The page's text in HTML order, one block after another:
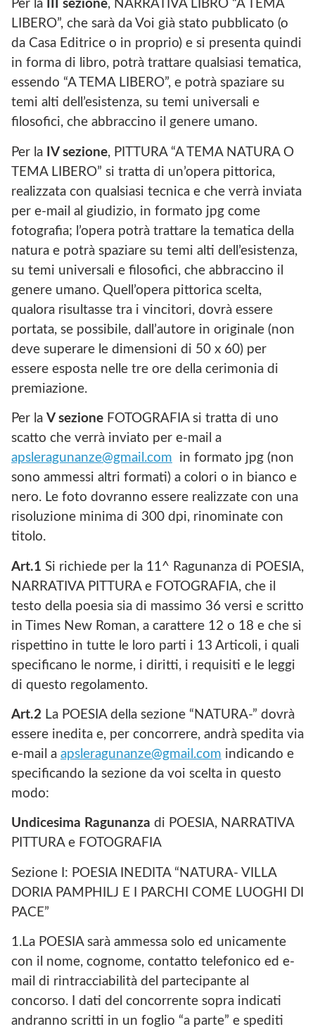
Per la III sezione, NARRATIVA LIBRO “A TEMA
LIBERO”, che sarà da Voi già stato pubblicato (o
da Casa Editrice o in proprio) e si presenta quindi
in forma di libro, potrà trattare qualsiasi tematica,
essendo “A TEMA LIBERO”, e potrà spaziare su
temi alti dell’esistenza, su temi universali e
filosofici, che abbraccino il genere umano.
Per la IV sezione, PITTURA “A TEMA NATURA O
TEMA LIBERO” si tratta di un’opera pittorica,
realizzata con qualsiasi tecnica e che verrà inviata
per e-mail al giudizio, in formato jpg come
fotografia; l’opera potrà trattare la tematica della
natura e potrà spaziare su temi alti dell’esistenza,
su temi universali e filosofici, che abbraccino il
genere umano. Quell’opera pittorica scelta,
qualora risultasse tra i vincitori, dovrà essere
portata, se possibile, dall’autore in originale (non
deve superare le dimensioni di 50 x 60) per
essere esposta nelle tre ore della cerimonia di
premiazione.
Per la V sezione FOTOGRAFIA si tratta di uno
scatto che verrà inviato per e-mail a
apsleragunanze@gmail.com in formato jpg (non
sono ammessi altri formati) a colori o in bianco e
nero. Le foto dovranno essere realizzate con una
risoluzione minima di 300 dpi, rinominate con
titolo.
Art.1 Si richiede per la 11^ Ragunanza di POESIA,
NARRATIVA PITTURA e FOTOGRAFIA, che il
testo della poesia sia di massimo 36 versi e scritto
in Times New Roman, a carattere 12 o 18 e che si
rispettino in tutte le loro parti i 13 Articoli, i quali
specificano le norme, i diritti, i requisiti e le leggi
di questo regolamento.
Art.2 La POESIA della sezione “NATURA-” dovrà
essere inedita e, per concorrere, andrà spedita via
e-mail a apsleragunanze@gmail.com indicando e
specificando la sezione da voi scelta in questo
modo:
Undicesima Ragunanza di POESIA, NARRATIVA
PITTURA e FOTOGRAFIA
Sezione I: POESIA INEDITA “NATURA- VILLA
DORIA PAMPHILJ E I PARCHI COME LUOGHI DI
PACE”
1.La POESIA sarà ammessa solo ed unicamente
con il nome, cognome, contatto telefonico ed e-
mail di rintracciabilità del partecipante al
concorso. I dati del concorrente sopra indicati
andranno scritti in un foglio “a parte” e spediti